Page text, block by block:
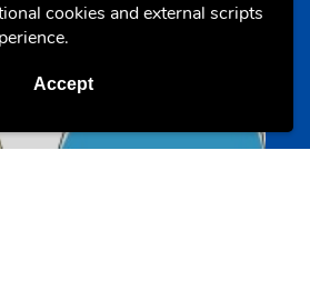
cookies and external scripts
Accept